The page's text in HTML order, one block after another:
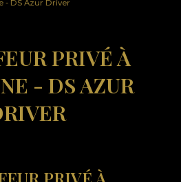
- DS Azur Driver
PRIVÉ À
- DS AZUR